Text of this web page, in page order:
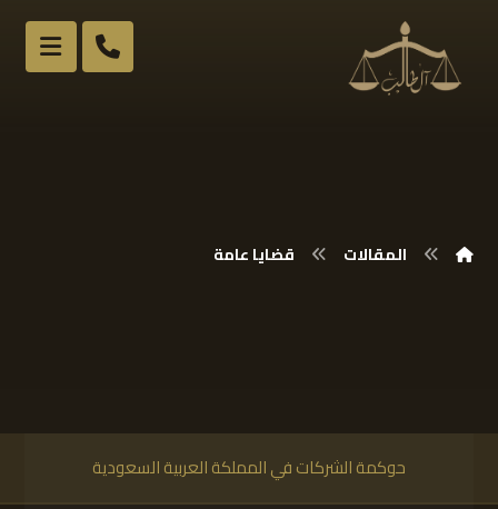
المقالات قضايا عامة
حوكمة الشركات في المملكة العربية السعودية